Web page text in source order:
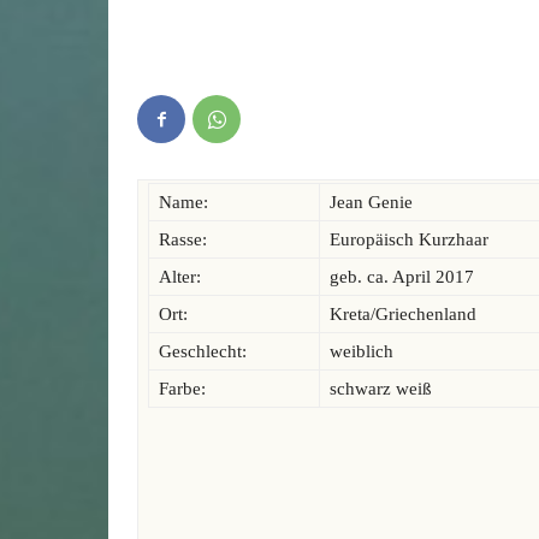
Name:
Jean Genie
Rasse:
Europäisch Kurzhaar
Alter:
geb. ca. April 2017
Ort:
Kreta/Griechenland
Geschlecht:
weiblich
Farbe:
schwarz weiß